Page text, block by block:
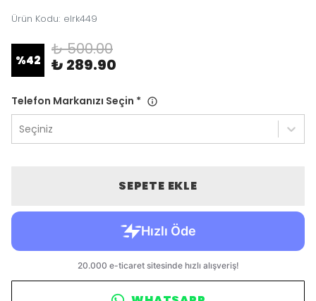
Ürün Kodu: elrk449
%42
₺ 500.00
₺ 289.90
Telefon Markanızı Seçin *
Seçiniz
SEPETE EKLE